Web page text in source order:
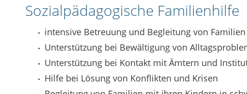
Sozialpädagogische Familienhilfe
intensive Betreuung und Begleitung von Familien
Unterstützung bei Bewältigung von
Unterstützung bei Kontakt mit Ämtern und
Hilfe bei Lösung von Konflikten und Krisen